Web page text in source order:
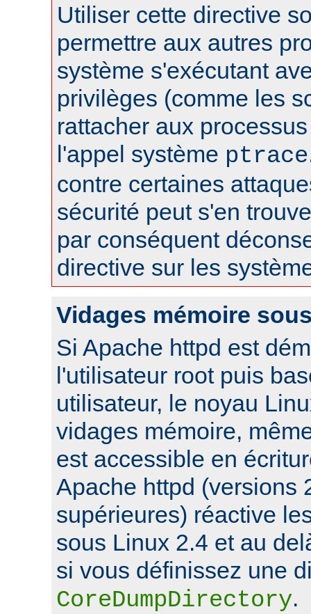
Utiliser cette directive
permettre aux autres
système s'exécutant
privilèges (comme les
rattacher aux
l'appel système ptrace
contre certaines
sécurité peut s'en
par conséquent
directive sur les
Vidages mémoire
Si Apache httpd est
l'utilisateur root puis
utilisateur, le noyau
vidages mémoire,
est accessible en
Apache httpd (versions
supérieures) réactive
sous Linux 2.4 et au
si vous définissez une
CoreDumpDirectory.